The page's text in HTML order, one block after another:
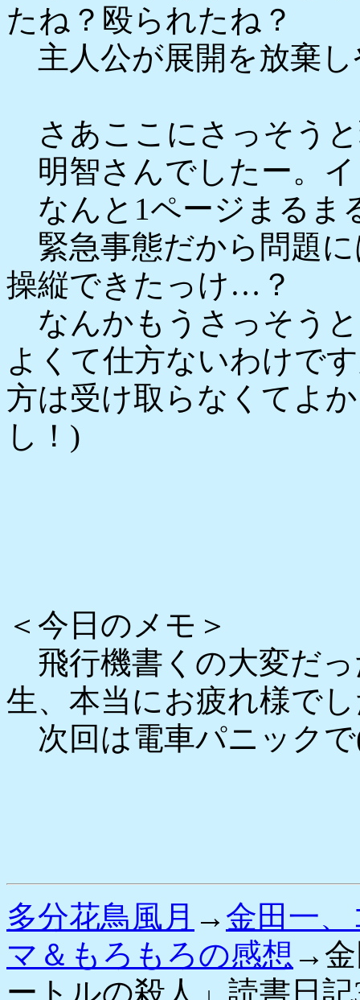
たね？殴られたね？
主人公が展開を放棄
さあここにさっそう
明智さんでしたー。
なんと1ページまるま
緊急事態だから問題
操縦できたっけ…？
なんかもうさっそう
よくて仕方ないわけで
方は受け取らなくてよ
し！)
＜今日のメモ＞
飛行機書くの大変だ
生、本当にお疲れ様で
次回は電車パニック
多分花鳥風月 → 金田一
マ＆もろもろの感想 →金
ートルの殺人」読書日記